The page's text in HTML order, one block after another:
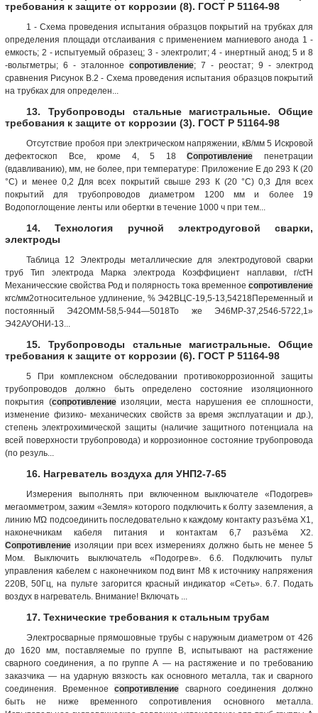
требования к защите от коррозии (8). ГОСТ Р 51164-98
1 - Схема проведения испытания образцов покрытий на трубках для
определения площади отслаивания с применением магниевого анода 1 -
емкость; 2 - испытуемый образец; 3 - электролит; 4 - инертный анод; 5 и 8
-вольтметры; 6 - эталонное сопротивление; 7 - реостат; 9 - электрод
сравнения Рисунок В.2 - Схема проведения испытания образцов покрытий
на трубках для определен...
13. Трубопроводы стальные магистральные. Общие
требования к защите от коррозии (3). ГОСТ Р 51164-98
Отсутствие пробоя при электрическом напряжении, кВ/мм 5 Искровой
дефектоскоп Все, кроме 4, 5 18Сопротивление пенетрации
(вдавливанию), мм, не более, при температуре: Приложение Е до 293 К (20
°С) и менее 0,2 Для всех покрытий свыше 293 К (20 °С) 0,3 Для всех
покрытий для трубопроводов диаметром 1200 мм и более 19
Водопоглощение ленты или обертки в течение 1000 ч при тем...
14. Технология ручной электродуговой сварки,
электроды
Таблица 12 Электроды металлические для электродуговой сварки
труб Тип электрода Марка электрода Коэффициент наплавки, г/ct'H
Механичесские свойства Род и полярность тока временное сопротивление
кгс/мм2относительное удлинение, % Э42ВЦС-19,5-13,54218Переменный и
постоянный Э42ОММ-58,5-944—5018То же Э46МР-37,2546-5722,1»
Э42АУОНИ-13...
15. Трубопроводы стальные магистральные. Общие
требования к защите от коррозии (6). ГОСТ Р 51164-98
5 При комплексном обследовании противокоррозионной защиты
трубопроводов должно быть определено состояние изоляционного
покрытия (сопротивлениеизоляции, места нарушения ее сплошности,
изменение физико- механических свойств за время эксплуатации и др.),
степень электрохимической защиты (наличие защитного потенциала на
всей поверхности трубопровода) и коррозионное состояние трубопровода
(по резуль...
16. Нагреватель воздуха для УНП2-7-65
Измерения выполнять при включенном выключателе «Подогрев»
мегаомметром, зажим «Земля» которого подключить к болту заземления, а
линию МΏ подсоединить последовательно к каждому контакту разъёма Х1,
наконечникам кабеля питания и контактам 6,7 разъёма Х2.
Сопротивление изоляции при всех измерениях должно быть не менее 5
Мом. Выключить выключатель «Подогрев». 6.6. Подключить пульт
управления кабелем с наконечником под винт М8 к источнику напряжения
220В, 50Гц, на пульте загорится красный индикатор «Сеть». 6.7. Подать
воздух в нагреватель. Внимание! Включать ...
17. Технические требования к стальным трубам
Электросварные прямошовные трубы с наружным диаметром от 426
до 1620 мм, поставляемые по группе В, испытывают на растяжение
сварного соединения, а по группе А — на растяжение и по требованию
заказчика — на ударную вязкость как основного металла, так и сварного
соединения. Временноесопротивление сварного соединения должно
быть не ниже временного сопротивления основного металла.